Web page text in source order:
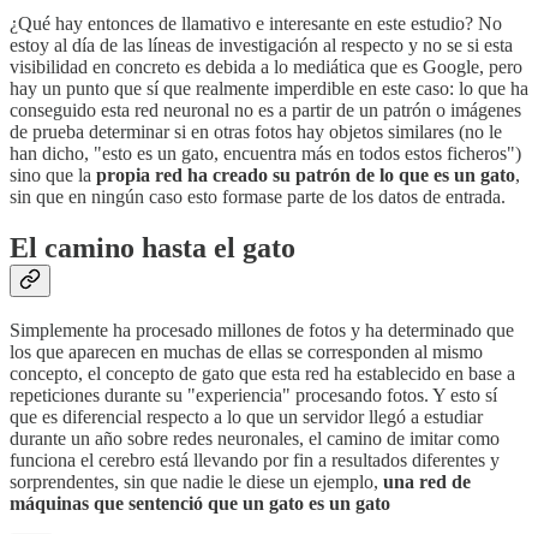
¿Qué hay entonces de llamativo e interesante en este estudio? No
estoy al día de las líneas de investigación al respecto y no se si esta
visibilidad en concreto es debida a lo mediática que es Google, pero
hay un punto que sí que realmente imperdible en este caso: lo que ha
conseguido esta red neuronal no es a partir de un patrón o imágenes
de prueba determinar si en otras fotos hay objetos similares (no le
han dicho, "esto es un gato, encuentra más en todos estos ficheros")
sino que la propia red ha creado su patrón de lo que es un gato,
sin que en ningún caso esto formase parte de los datos de entrada.
El camino hasta el gato
Simplemente ha procesado millones de fotos y ha determinado que
los que aparecen en muchas de ellas se corresponden al mismo
concepto, el concepto de gato que esta red ha establecido en base a
repeticiones durante su "experiencia" procesando fotos. Y esto sí
que es diferencial respecto a lo que un servidor llegó a estudiar
durante un año sobre redes neuronales, el camino de imitar como
funciona el cerebro está llevando por fin a resultados diferentes y
sorprendentes, sin que nadie le diese un ejemplo, una red de
máquinas que sentenció que un gato es un gato